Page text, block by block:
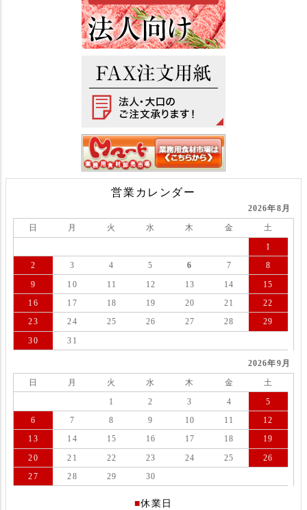
営業カレンダー
2026年8月
日 月 火 水 木 金
土
1
2
3 4 5 6 7
8
9
10 11 12 13 14
15
16
17 18 19 20 21
22
23
24 25 26 27 28
29
30
31
2026年9月
日 月 火 水 木 金
土
1
2 3 4
5
6
7 8 9 10 11
12
13
14 15 16 17 18
19
20
21 22 23 24 25
26
27
28 29 30
■休業日